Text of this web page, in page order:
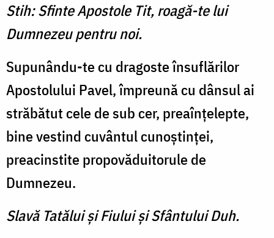
Stih: Sfinte Apostole Tit, roagă-te lui
Dumnezeu pentru noi.
Supunându-te cu dragoste însuflărilor
Apostolului Pavel, împreună cu dânsul ai
străbătut cele de sub cer, preaînţelepte,
bine vestind cuvântul cunoştinţei,
preacinstite propovăduitorule de
Dumnezeu.
Slavă Tatălui şi Fiului şi Sfântului Duh.